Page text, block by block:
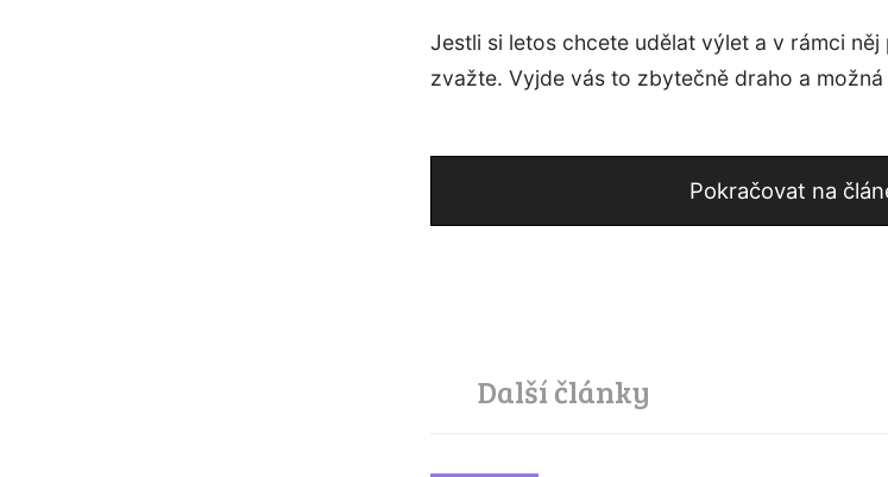
Jestli si letos chcete udělat výlet a v rámci
zvažte. Vyjde vás to zbytečně draho a
Pokračovat na
Další články